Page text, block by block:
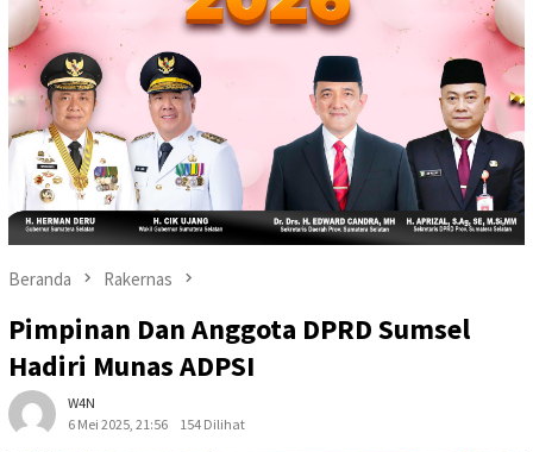
Beranda Rakernas
Pimpinan Dan Anggota DPRD Sumsel
Hadiri Munas ADPSI
W4N
6 Mei 2025, 21:56
154 Dilihat